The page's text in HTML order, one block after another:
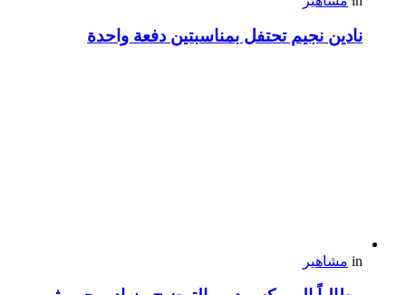
نادين نجيم تحتفل بمناسبتين دفعة واحدة
in مشاهير